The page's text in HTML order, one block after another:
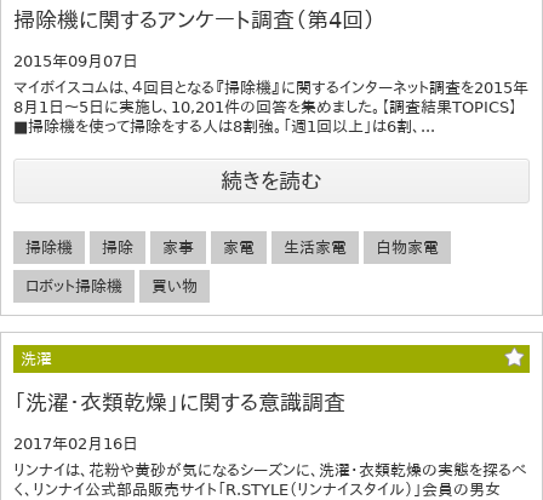
掃除機に関するアンケート調査（第4回）
2015年09月07日
マイボイスコムは、４回目となる『掃除機』に関するインターネット調査を2015年
8月1日～5日に実施し、10,201件の回答を集めました。【調査結果TOPICS】
■掃除機を使って掃除をする人は8割強。「週1回以上」は6割、...
続きを読む
掃除機 掃除 家事 家電 生活家電 白物家電
ロボット掃除機 買い物
洗濯
「洗濯・衣類乾燥」に関する意識調査
2017年02月16日
リンナイは、花粉や黄砂が気になるシーズンに、洗濯・衣類乾燥の実態を探るべ
く、リンナイ公式部品販売サイト「R.STYLE（リンナイスタイル）」会員の男女